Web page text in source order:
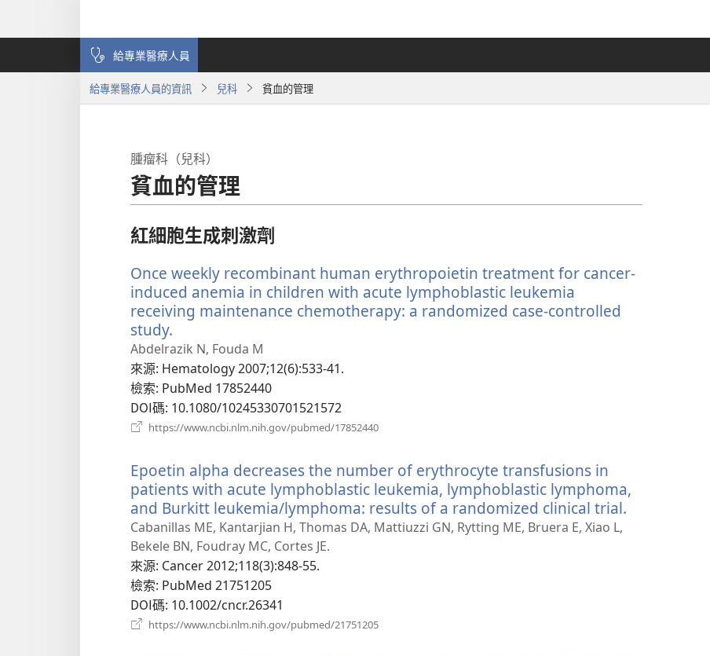
給專業醫療人員
給專業醫療人員的資訊 兒科 貧血的管理
腫瘤科（兒科）
貧血的管理
紅細胞生成刺激劑
Once weekly recombinant human erythropoietin treatment for cancer-
induced anemia in children with acute lymphoblastic leukemia
receiving maintenance chemotherapy: a randomized case-controlled
study.
啟
新
視
窗）
Abdelrazik N, Fouda M
來源‎: Hematology 2007;12(6):533-41.
檢索‎: PubMed 17852440
DOI碼‎: 10.1080/10245330701521572
https://www.ncbi.nlm.nih.gov/pubmed/17852440
視
窗）
Epoetin alpha decreases the number of erythrocyte transfusions in
patients with acute lymphoblastic leukemia, lymphoblastic lymphoma,
and Burkitt leukemia/lymphoma: results of a randomized clinical trial.
Cabanillas ME, Kantarjian H, Thomas DA, Mattiuzzi GN, Rytting ME, Bruera E, Xiao L,
Bekele BN, Foudray MC, Cortes JE.
來源‎: Cancer 2012;118(3):848-55.
檢索‎: PubMed 21751205
DOI碼‎: 10.1002/cncr.26341
https://www.ncbi.nlm.nih.gov/pubmed/21751205